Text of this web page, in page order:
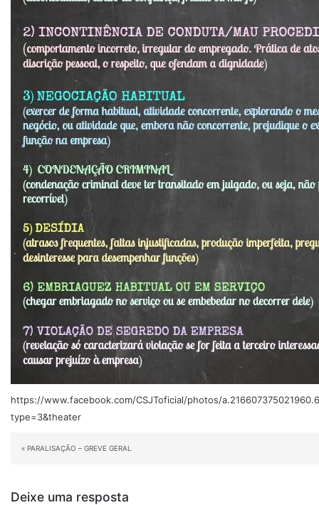
https://www.facebook.com/CSJToficial/photos/
type=3&theater
« PARALISAÇÃO – GREVE GERAL
Deixe uma resposta